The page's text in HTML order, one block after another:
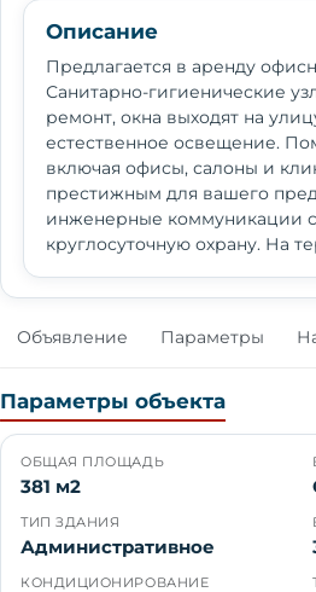
Описание
Предлагается в аренду
Санитарно-гигиенические
ремонт, окна выходят на
естественное освещение.
включая офисы, салоны и
престижным для вашего
инженерные коммуникации
круглосуточную охрану. На
Объявление Параметры
Параметры объекта
ОБЩАЯ ПЛОЩАДЬ
381 м2
ТИП ЗДАНИЯ
Административное
КОНДИЦИОНИРОВАНИЕ